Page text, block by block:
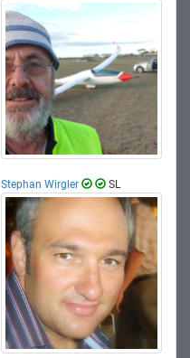
Stephan Wirgler SL